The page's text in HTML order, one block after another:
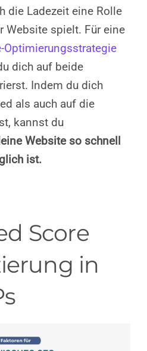
die Ladezeit eine Rolle
Website spielt. Für eine
Optimierungsstrategie
dich auf beide
Indem du dich
als auch auf die
kannst du
Website so schnell
ist.
Score
in